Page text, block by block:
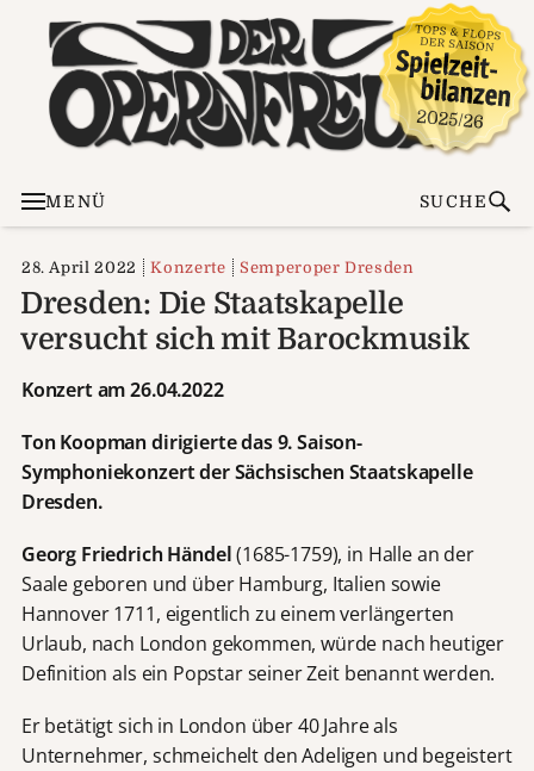
MENÜ SUCHE
28. April 2022 Konzerte Semperoper Dresden
Dresden: Die Staatskapelle
versucht sich mit Barockmusik
Konzert am 26.04.2022
Ton Koopman dirigierte das 9. Saison-
Symphoniekonzert der Sächsischen Staatskapelle
Dresden.
Georg Friedrich Händel(1685-1759), in Halle an der
Saale geboren und über Hamburg, Italien sowie
Hannover 1711, eigentlich zu einem verlängerten
Urlaub, nach London gekommen, würde nach heutiger
Definition als ein Popstar seiner Zeit benannt werden.
Er betätigt sich in London über 40 Jahre als
Unternehmer, schmeichelt den Adeligen und begeistert